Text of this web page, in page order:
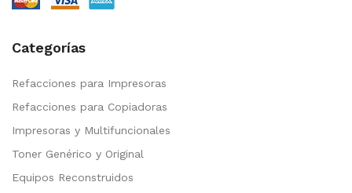
Categorías
Refacciones para Impresoras
Refacciones para Copiadoras
Impresoras y Multifuncionales
Toner Genérico y Original
Equipos Reconstruidos